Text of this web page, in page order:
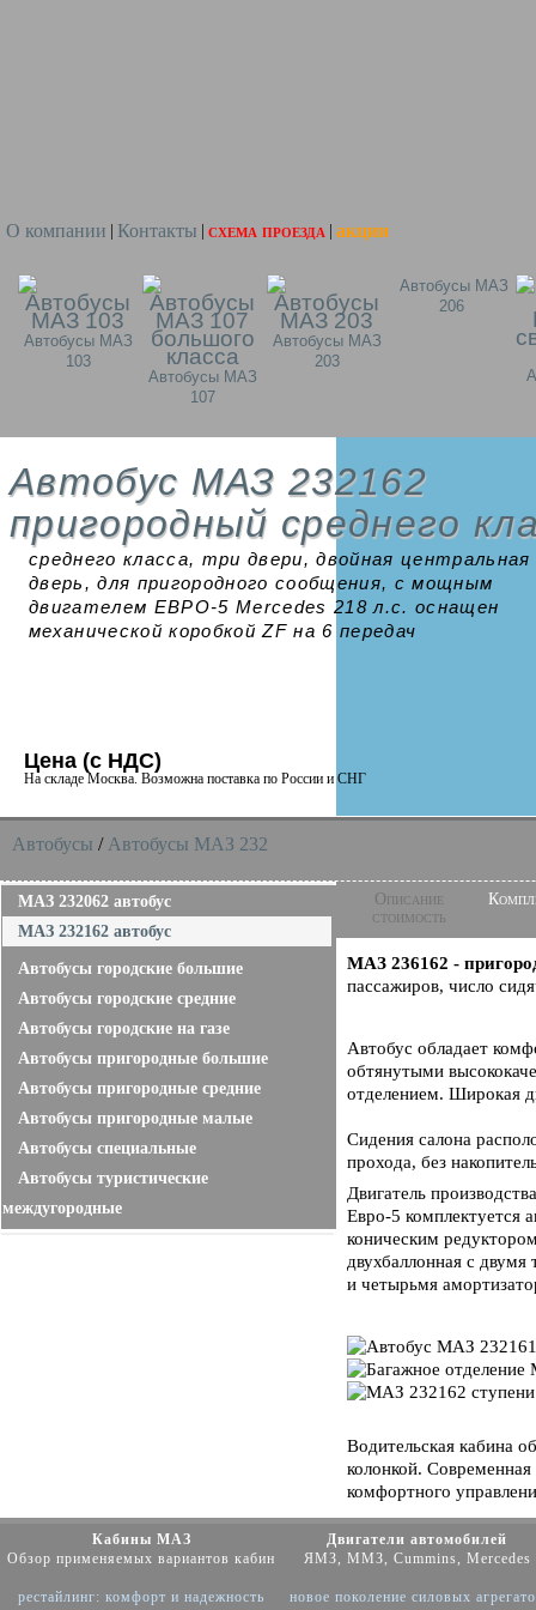
О компании Контакты схема проезда акции
Автобусы МАЗ
103
Автобусы МАЗ
107
Автобусы МАЗ
203
Автобусы МАЗ
206
Автобус МАЗ 232162
пригородный среднего
среднего класса, три двери, двойная центральная
дверь, для пригородного сообщения, с мощным
двигателем ЕВРО-5 Mercedes 218 л.с. оснащен
механической коробкой ZF на 6 передач
Цена (с НДС)
На складе Москва. Возможна поставка по России и СНГ
Автобусы / Автобусы МАЗ 232
МАЗ 232062 автобус
МАЗ 232162 автобус
Автобусы городские большие
Автобусы городские средние
Автобусы городские на газе
Автобусы пригородные большие
Автобусы пригородные средние
Автобусы пригородные малые
Автобусы специальные
Автобусы туристические
междугородные
Описание
стоимость
МАЗ 236162 -
пассажиров, число
Автобус обладает
обтянутыми
отделением. Ши­ро­кая
Сидения салона
прохода, без
Двигатель
Евро-5 комплектуется
коническим
двухбаллонная с
и четырьмя
Водительская кабина
колонкой.
комфортного
Кабины МАЗ
Обзор применяемых вариантов кабин
рестайлинг: комфорт и надежность
Двигатели автомобилей
ЯМЗ, ММЗ, Cummins, Mercedes
новое поколение силовых